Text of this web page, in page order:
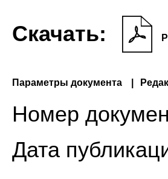
Скачать:
Параметры документа
Номер
Дата